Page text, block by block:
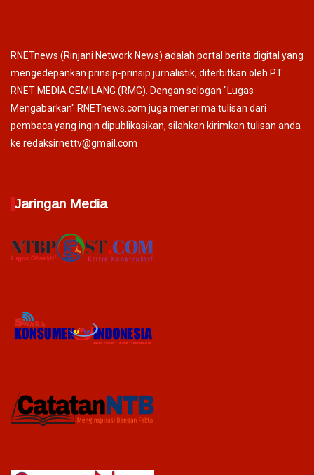
RNETnews (Rinjani Network News) adalah portal berita digital yang
mengedepankan prinsip-prinsip jurnalistik, diterbitkan oleh PT.
RNET MEDIA GEMILANG (RMG). Dengan selogan "Lugas
Mengabarkan" RNETnews.com juga menerima tulisan dari
pembaca yang ingin dipublikasikan, silahkan kirimkan tulisan anda
ke redaksirnettv@gmail.com
Jaringan Media